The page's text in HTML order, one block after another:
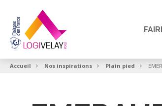
Accueil Nos inspirations Plain pied